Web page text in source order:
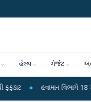
હેલ્થ ગેજેટ
હવામાન વિભાગે 18 રાજ્યો માટે